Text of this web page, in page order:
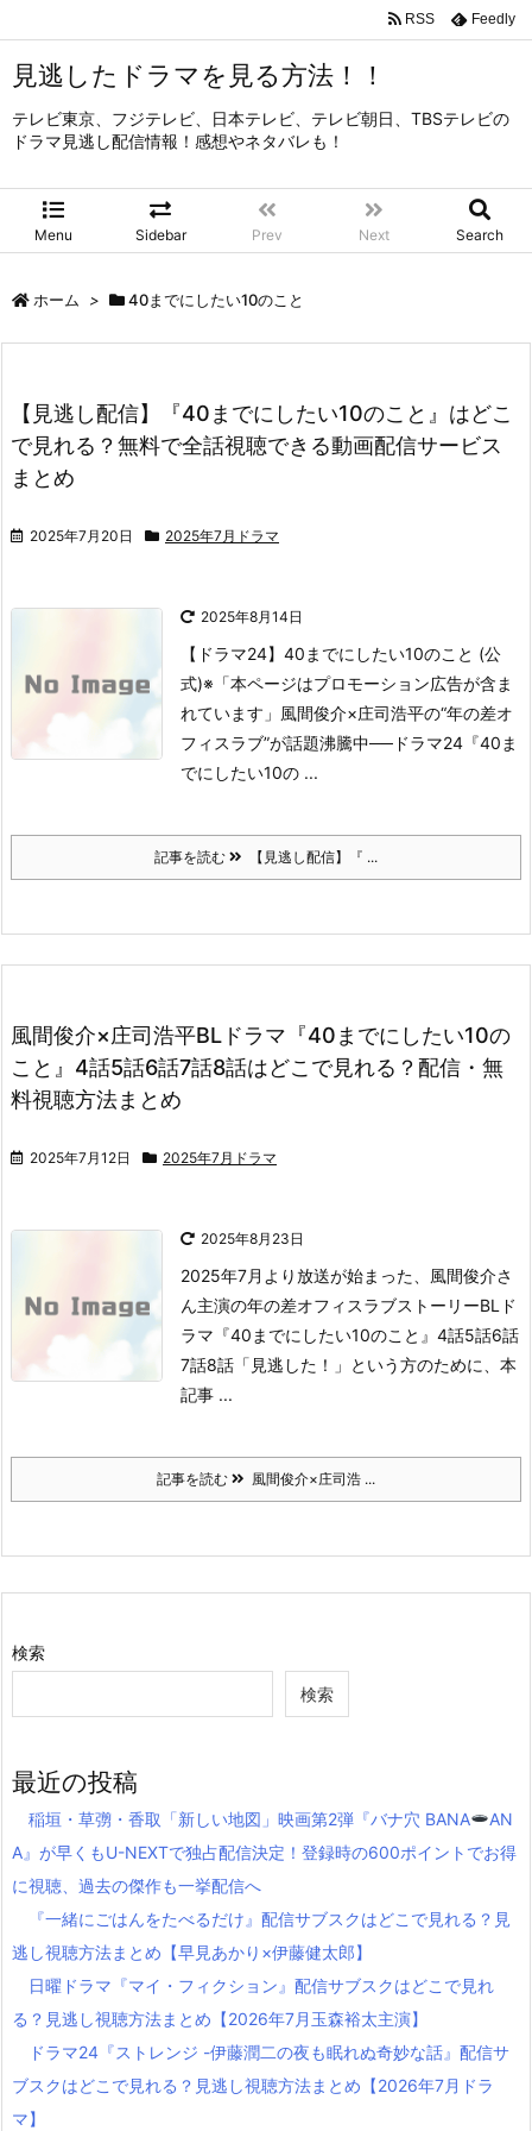
見逃したドラマを見る方法！！
テレビ東京、フジテレビ、日本テレビ、テレビ朝日、TBSテレビの
ドラマ見逃し配信情報！感想やネタバレも！
Menu Sidebar Prev Next Search
RSS Feedly
ホーム > 40までにしたい10のこと
【見逃し配信】『40までにしたい10のこと』はどこ
で見れる？無料で全話視聴できる動画配信サービス
まとめ
2025年7月20日 2025年7月ドラマ
2025年8月14日
【ドラマ24】40までにしたい10のこと (公
式)※「本ページはプロモーション広告が含ま
れています」 風間俊介×庄司浩平の“年の差オ
フィスラブ”が話題沸騰中── ドラマ24『40ま
でにしたい10の ...
記事を読む 【見逃し配信】『 ...
風間俊介×庄司浩平BLドラマ『40までにしたい10の
こと』4話5話6話7話8話はどこで見れる？配信・無
料視聴方法まとめ
2025年7月12日 2025年7月ドラマ
2025年8月23日
2025年7月より放送が始まった、
風間俊介さ
ん主演の年の差オフィスラブストーリーBLド
ラマ『40までにしたい10のこと』4話5話6話
7話8話 「見逃した！」という方のために、 本
記事 ...
記事を読む 風間俊介×庄司浩 ...
検索
検索
最近の投稿
稲垣・草彅・香取「新しい地図」映画第2弾『バナ穴 BANA
AN
A』が早くもU-NEXTで独占配信決定！登録時の600ポイントでお得
に視聴、過去の傑作も一挙配信へ
『一緒にごはんをたべるだけ』配信サブスクはどこで見れる？見
逃し視聴方法まとめ【早見あかり×伊藤健太郎】
日曜ドラマ『マイ・フィクション』配信サブスクはどこで見れ
る？見逃し視聴方法まとめ【2026年7月玉森裕太主演】
ドラマ24『ストレンジ -伊藤潤二の夜も眠れぬ奇妙な話』配信サ
ブスクはどこで見れる？見逃し視聴方法まとめ【2026年7月ドラ
マ】